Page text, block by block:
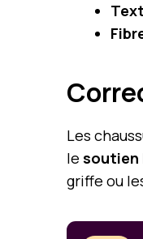
Les
le soutien
griffe ou